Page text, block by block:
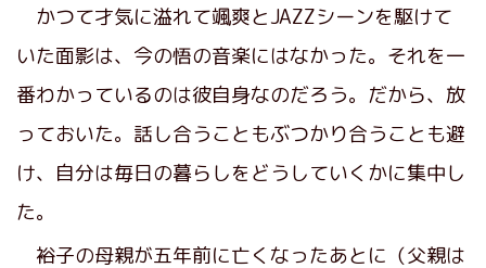
かつて才気に溢れて颯爽とJAZZシーンを駆けて
いた面影は、今の悟の音楽にはなかった。それを一
番わかっているのは彼自身なのだろう。だから、放
っておいた。話し合うこともぶつかり合うことも避
け、自分は毎日の暮らしをどうしていくかに集中し
た。
裕子の母親が五年前に亡くなったあとに（父親は